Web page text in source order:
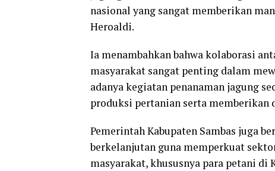
nasional yang sangat memberikan
Heroaldi.
Ia menambahkan bahwa kolaborasi
masyarakat sangat penting dalam
adanya kegiatan penanaman jagung
produksi pertanian serta
Pemerintah Kabupaten Sambas juga
berkelanjutan guna memperkuat
masyarakat, khususnya para petani di